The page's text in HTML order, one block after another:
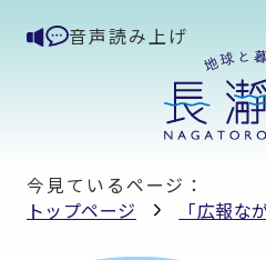
音声読み上げ
今見ているページ：
トップページ
「広報な